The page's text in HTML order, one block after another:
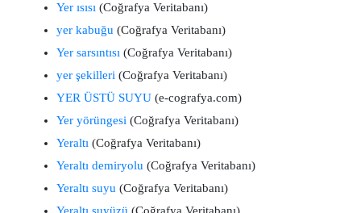
Yer ısısı (Coğrafya Veritabanı)
yer kabuğu (Coğrafya Veritabanı)
Yer sarsıntısı (Coğrafya Veritabanı)
yer şekilleri (Coğrafya Veritabanı)
YER ÜSTÜ SUYU (e-cografya.com)
Yer yörüngesi (Coğrafya Veritabanı)
Yeraltı (Coğrafya Veritabanı)
Yeraltı demiryolu (Coğrafya Veritabanı)
Yeraltı suyu (Coğrafya Veritabanı)